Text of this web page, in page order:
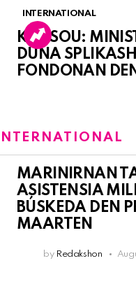
INTERNATIONAL
KORSOU:
DUNA
FONDONAN
INTERNATIONAL
MARINIRNAN
ASISTENSIA
BÚSKEDA DEN
MAARTEN
by Redakshon